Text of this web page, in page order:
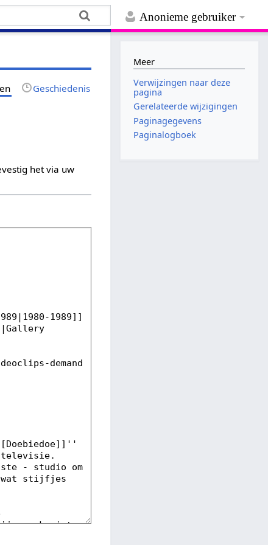
Anonieme gebruiker
Geschiedenis
het via uw
Meer
Verwijzingen naar deze
pagina
Gerelateerde wijzigingen
Paginagegevens
Paginalogboek